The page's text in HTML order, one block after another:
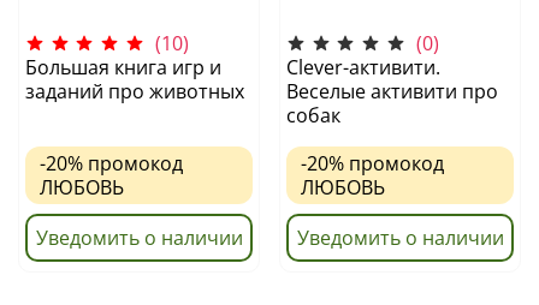
(10)
Большая книга игр и
заданий про животных
-20% промокод
ЛЮБОВЬ
Уведомить о наличии
(0)
Clever-активити.
Веселые активити про
собак
-20% промокод
ЛЮБОВЬ
Уведомить о наличии